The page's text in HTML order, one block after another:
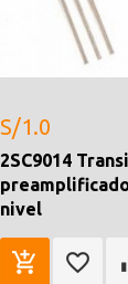
S/1.0
2SC9014
nivel